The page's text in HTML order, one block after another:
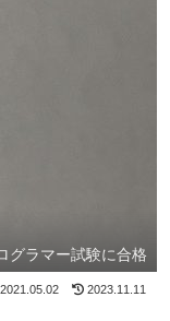
グラマー試験に合格
2021.05.02 2023.11.11